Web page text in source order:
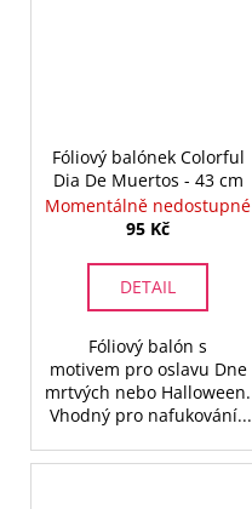
Fóliový balónek Colorful
Dia De Muertos - 43 cm
Momentálně nedostupné
95 Kč
DETAIL
Fóliový balón s
motivem pro oslavu Dne
mrtvých nebo Halloween.
Vhodný pro nafukování...